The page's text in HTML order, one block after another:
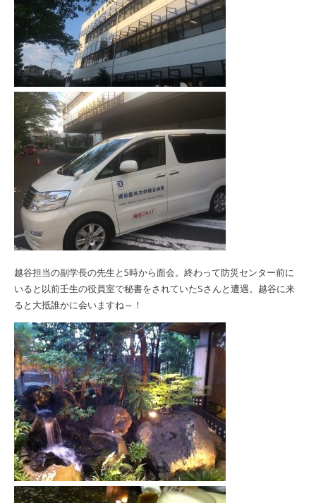
越谷担当の副学長の先生と5時から面会。終わって防災センター前に
いると以前壬生の役員室で秘書をされていたSさんと遭遇。越谷に来
ると大抵誰かに会いますね～！